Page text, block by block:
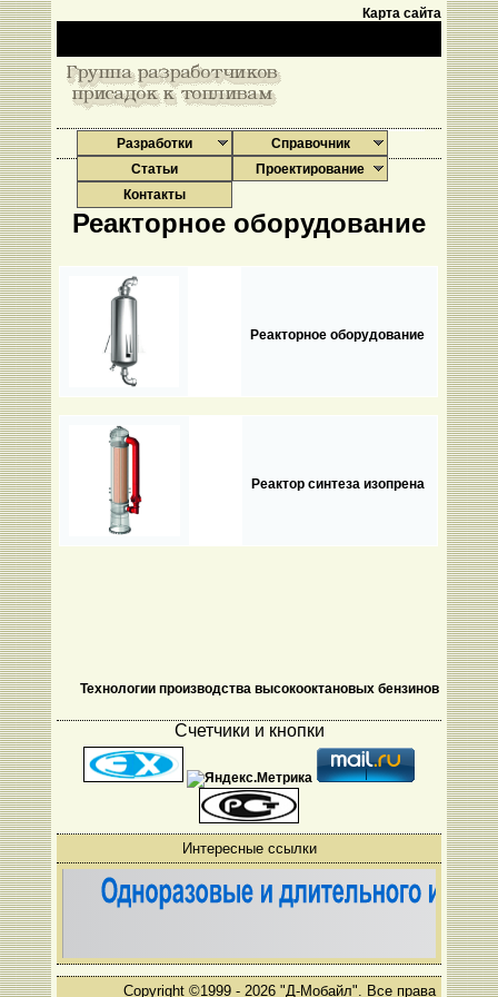
Карта сайта
Разработки
Справочник
Статьи
Проектирование
Контакты
Реакторное оборудование
Реакторное оборудование
Реактор синтеза изопрена
Технологии производства высокооктановых бензинов
Счетчики и кнопки
Интересные ссылки
Copyright ©1999 - 2026 "Д-Мобайл". Все права